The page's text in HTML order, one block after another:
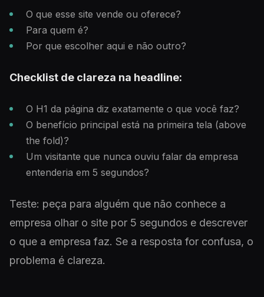
O que esse site vende ou oferece?
Para quem é?
Por que escolher aqui e não outro?
Checklist de clareza na headline:
O H1 da página diz exatamente o que você faz?
O benefício principal está na primeira tela (above
the fold)?
Um visitante que nunca ouviu falar da empresa
entenderia em 5 segundos?
Teste: peça para alguém que não conhece a
empresa olhar o site por 5 segundos e descrever
o que a empresa faz. Se a resposta for confusa, o
problema é clareza.